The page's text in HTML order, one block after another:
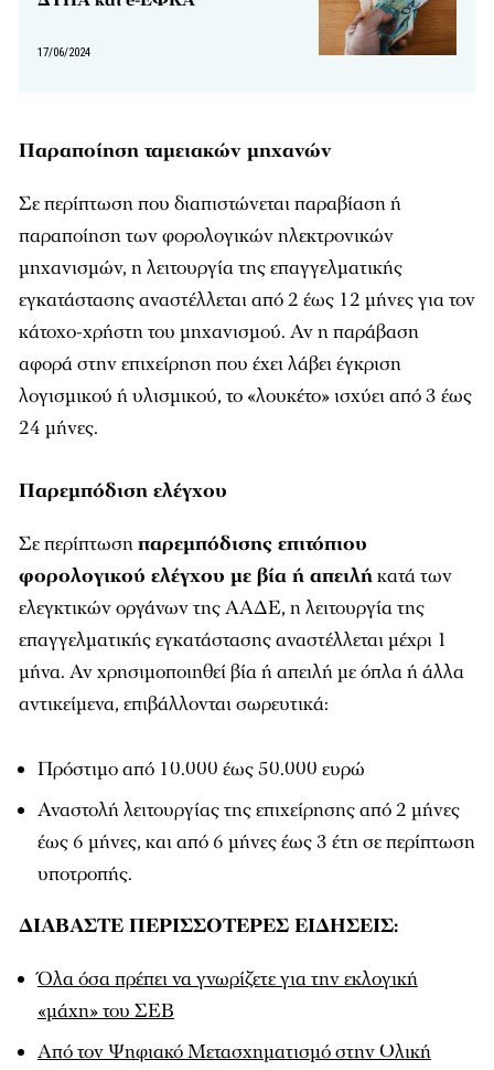
17/06/2024
Παραποίηση ταμειακών μηχανών
Σε περίπτωση που διαπιστώνεται παραβίαση ή
παραποίηση των φορολογικών ηλεκτρονικών
μηχανισμών, η λειτουργία της επαγγελματικής
εγκατάστασης αναστέλλεται από 2 έως 12 μήνες για τον
κάτοχο-χρήστη του μηχανισμού. Αν η παράβαση
αφορά στην επιχείρηση που έχει λάβει έγκριση
λογισμικού ή υλισμικού, το «λουκέτο» ισχύει από 3 έως
24 μήνες.
Παρεμπόδιση ελέγχου
Σε περίπτωσηπαρεμπόδισης επιτόπιου
φορολογικού ελέγχου με βία ή απειλήκατά των
ελεγκτικών οργάνων της ΑΑΔΕ, η λειτουργία της
επαγγελματικής εγκατάστασης αναστέλλεται μέχρι 1
μήνα. Αν χρησιμοποιηθεί βία ή απειλή με όπλα ή άλλα
αντικείμενα, επιβάλλονται σωρευτικά:
Πρόστιμο από 10.000 έως 50.000 ευρώ
Αναστολή λειτουργίας της επιχείρησης από 2 μήνες
έως 6 μήνες, και από 6 μήνες έως 3 έτη σε περίπτωση
υποτροπής.
ΔΙΑΒΑΣΤΕ ΠΕΡΙΣΣΟΤΕΡΕΣ ΕΙΔΗΣΕΙΣ:
Όλα όσα πρέπει να γνωρίζετε για την εκλογική
«μάχη» του ΣΕΒ
Από τον Ψηφιακό Μετασχηματισμό στην Ολική